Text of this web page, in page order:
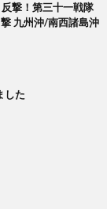
撃！第三十一戦隊
九州沖/南西諸島沖
した